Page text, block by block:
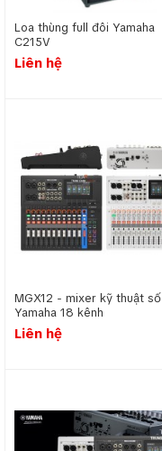
Loa thùng full đôi Yamaha
C215V
Liên hệ
MGX12 - mixer kỹ thuật số
Yamaha 18 kênh
Liên hệ